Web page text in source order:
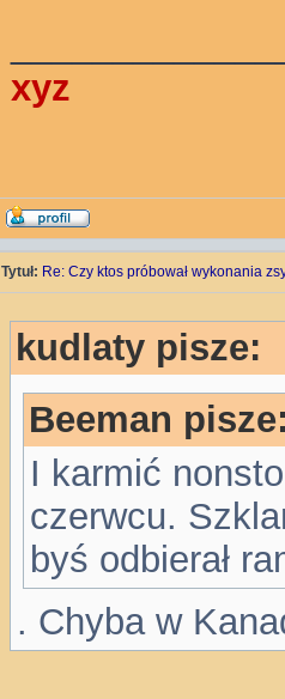
xyz
Tytuł: Re: Czy ktos próbował wykonania
kudlaty pisze:
Beeman
I karmić
czerwcu.
byś odbierał
. Chyba w